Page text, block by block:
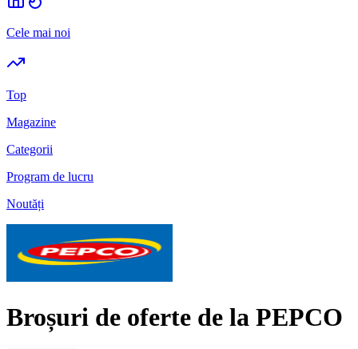
Cele mai noi
Top
Magazine
Categorii
Program de lucru
Noutăți
Broșuri de oferte de la PEPCO